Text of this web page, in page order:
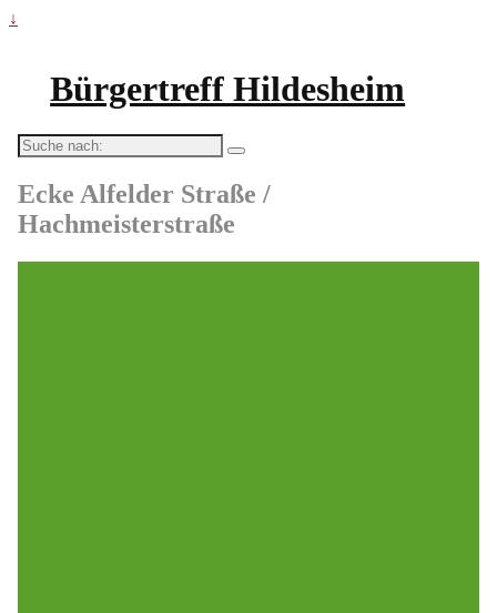
↓
Bürgertreff Hildesheim
Suche
nach:
Ecke Alfelder Straße /
Hachmeisterstraße